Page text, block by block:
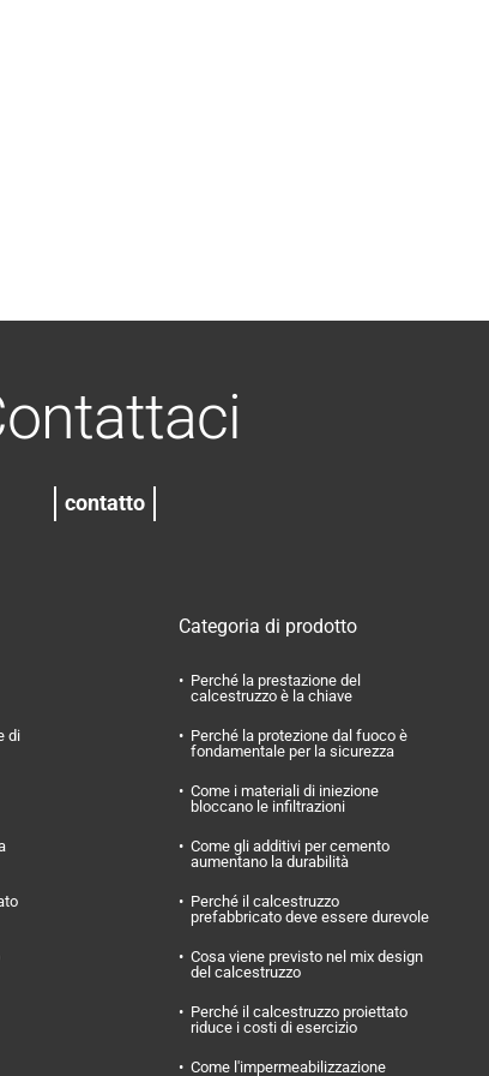
contatto
di
Categoria di prodotto
Perché la prestazione del
calcestruzzo è la chiave
Perché la protezione dal fuoco è
fondamentale per la sicurezza
Come i materiali di iniezione
bloccano le infiltrazioni
Come gli additivi per cemento
aumentano la durabilità
Perché il calcestruzzo
prefabbricato deve essere durevole
Cosa viene previsto nel mix design
del calcestruzzo
Perché il calcestruzzo proiettato
riduce i costi di esercizio
Come l'impermeabilizzazione